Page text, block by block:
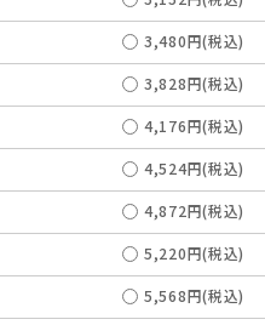
3,480円(税込)
3,828円(税込)
4,176円(税込)
4,524円(税込)
4,872円(税込)
5,220円(税込)
5,568円(税込)